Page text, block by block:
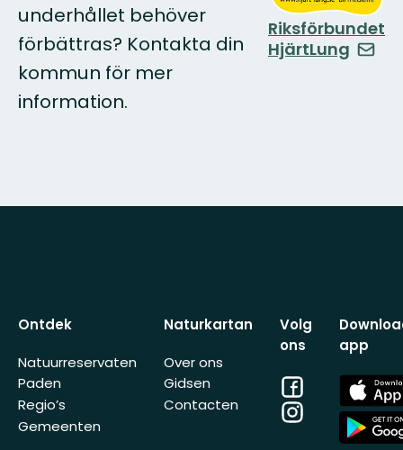
underhållet behöver
förbättras? Kontakta din
kommun för mer
information.
Riksförbundet
HjärtLung
Ontdek
Natuurreservaten
Paden
Regio’s
Gemeenten
Naturkartan
Over ons
Gidsen
Contacten
Volg
ons
Facebook
Instagram
app
App
Store
App
Store